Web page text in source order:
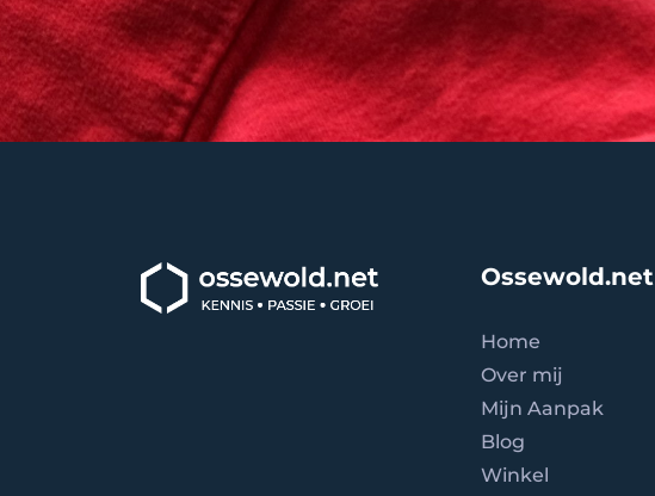
Ossewold.net
Home
Over mij
Mijn Aanpak
Blog
Winkel